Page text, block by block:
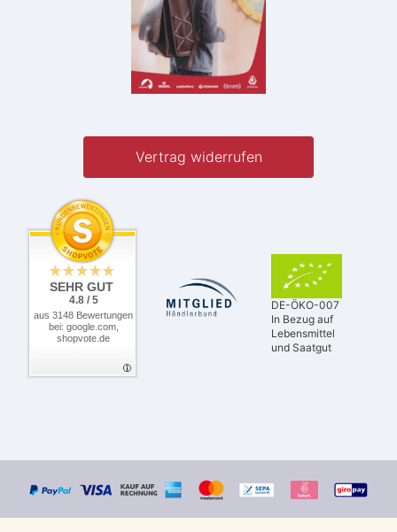
Vertrag widerrufen
SEHR GUT
4.8 / 5
aus 3148 Bewertungen
bei: google.com,
shopvote.de
DE-ÖKO-007
In Bezug auf
Lebensmittel
und Saatgut